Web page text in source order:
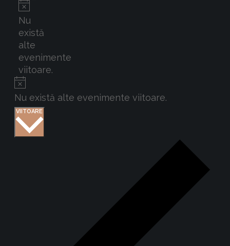
Notificare
Nu
există
alte
evenimente
viitoare.
Notificare
Nu există alte evenimente viitoare.
VIITOARE Selectează